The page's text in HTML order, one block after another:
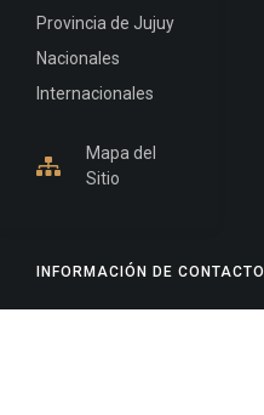
INFORMACIÓN DE CONTACTO
Provincia de Jujuy
Nacionales
Internacionales
Mapa del
Sitio